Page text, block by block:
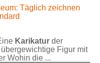
Täglich zeichnen
Karikatur der
Figur mit
Wohin die ...